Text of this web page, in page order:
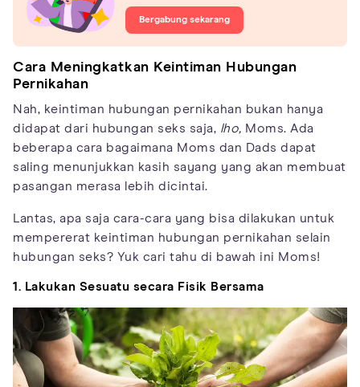
Bergabung sekarang
Cara Meningkatkan Keintiman Hubungan
Pernikahan
Nah, keintiman hubungan pernikahan bukan hanya
didapat dari hubungan seks saja, lho, Moms. Ada
beberapa cara bagaimana Moms dan Dads dapat
saling menunjukkan kasih sayang yang akan membuat
pasangan merasa lebih dicintai.
Lantas, apa saja cara-cara yang bisa dilakukan untuk
mempererat keintiman hubungan pernikahan selain
hubungan seks? Yuk cari tahu di bawah ini Moms!
1. Lakukan Sesuatu secara Fisik Bersama